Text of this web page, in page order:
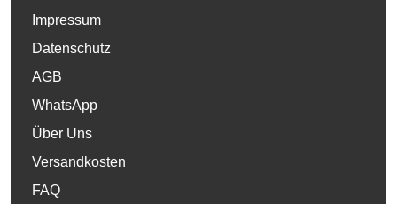
Impressum
Datenschutz
AGB
WhatsApp
Über Uns
Versandkosten
FAQ